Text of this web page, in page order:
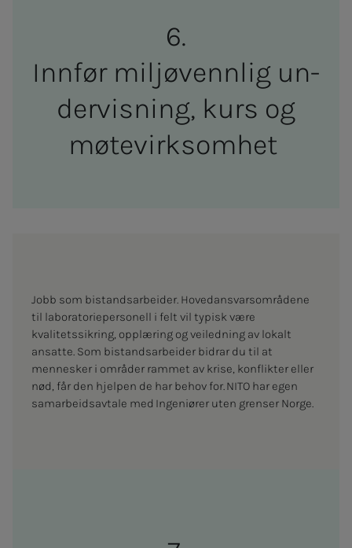
Inn­­­­­før miljø­­­­­venn­­­lig un­­­
der­vis­­­ning, kurs og
møte­­­vir­k­som­het
Jobb som bistandsarbeider. Hovedansvarsområdene
til laboratoriepersonell i felt vil typisk være
kvalitetssikring, opplæring og veiledning av lokalt
ansatte. Som bistandsarbeider bidrar du til at
mennesker i områder rammet av krise, konflikter eller
nød, får den hjelpen de har behov for. NITO har egen
samarbeidsavtale med Ingeniører uten grenser Norge.